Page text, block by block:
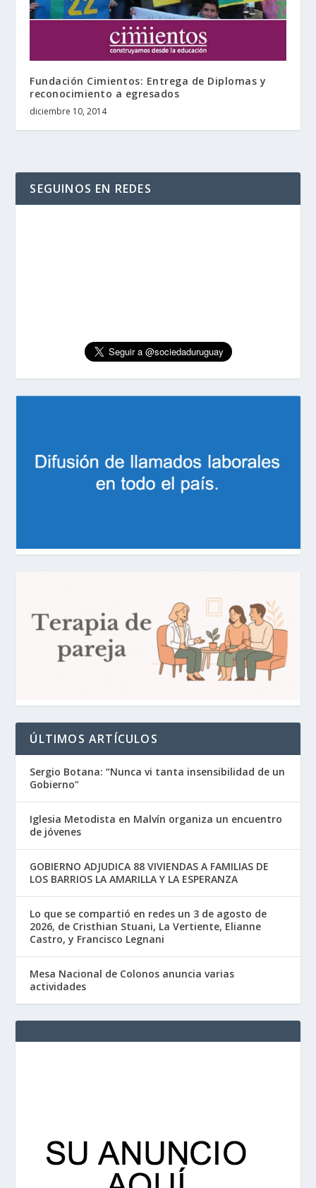
Fundación Cimientos: Entrega de Diplomas y
reconocimiento a egresados
diciembre 10, 2014
SEGUINOS EN REDES
ÚLTIMOS ARTÍCULOS
Sergio Botana: “Nunca vi tanta insensibilidad de un
Gobierno”
Iglesia Metodista en Malvín organiza un encuentro
de jóvenes
GOBIERNO ADJUDICA 88 VIVIENDAS A FAMILIAS DE
LOS BARRIOS LA AMARILLA Y LA ESPERANZA
Lo que se compartió en redes un 3 de agosto de
2026, de Cristhian Stuani, La Vertiente, Elianne
Castro, y Francisco Legnani
Mesa Nacional de Colonos anuncia varias
actividades